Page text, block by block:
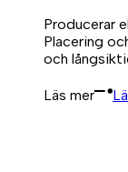
Producerar
Placering
och
Läs mer